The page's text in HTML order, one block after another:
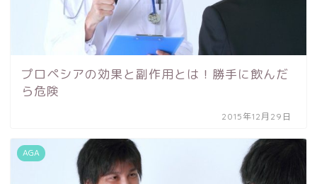
プロペシアの効果と副作用とは！勝手に飲んだ
ら危険
2015年12月29日
AGA